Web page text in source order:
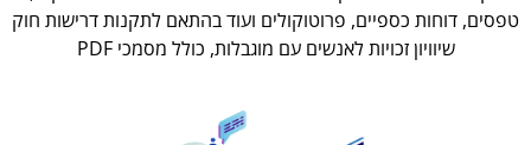
טפסים, דוחות כספיים, פרוטוקולים ועוד בהתאם לתקנות דרישות חוק
שיוויון זכויות לאנשים עם מוגבלות, כולל מסמכי PDF